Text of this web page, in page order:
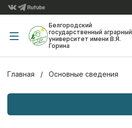
Белгородский
государственный аграрный
университет имени В.Я.
Горина
Главная Основные сведения